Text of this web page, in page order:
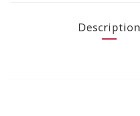
Description